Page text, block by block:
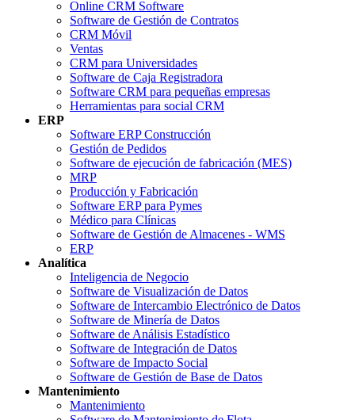
Online CRM Software
Software de Gestión de Contratos
CRM Móvil
Ventas
CRM para Universidades
Software de Caja Registradora
Software CRM para pequeñas empresas
Herramientas para social CRM
ERP
Software ERP Construcción
Gestión de Pedidos
Software de ejecución de fabricación (MES)
MRP
Producción y Fabricación
Software ERP para Pymes
Médico para Clínicas
Software de Gestión de Almacenes - WMS
ERP
Analítica
Inteligencia de Negocio
Software de Visualización de Datos
Software de Intercambio Electrónico de Datos
Software de Minería de Datos
Software de Análisis Estadístico
Software de Integración de Datos
Software de Impacto Social
Software de Gestión de Base de Datos
Mantenimiento
Mantenimiento